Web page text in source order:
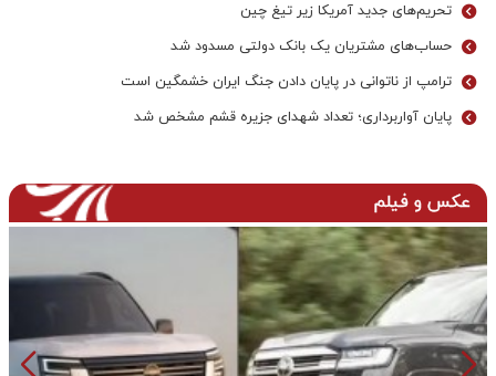
تحریم‌های جدید آمریکا زیر تیغ چین
حساب‌های مشتریان یک بانک‌ دولتی مسدود شد
ترامپ از ناتوانی در پایان دادن جنگ ایران خشمگین است
پایان آواربرداری؛ تعداد شهدای جزیره قشم مشخص شد
عکس و فیلم